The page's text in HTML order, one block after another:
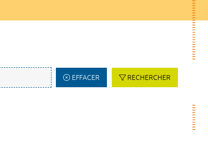
EFFACER RECHERCHER